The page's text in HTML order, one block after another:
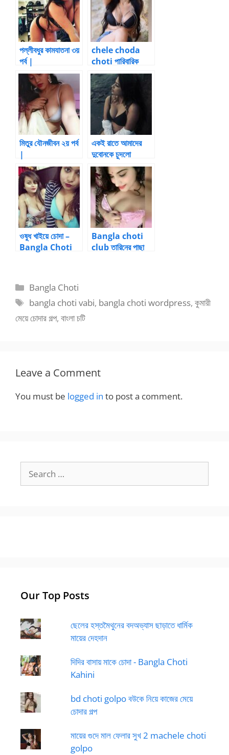
পল্লীবধুর কামযাতনা ৩য়
পর্ব |
BanglaChotika
hini
chele choda
choti পারিবারিক
চোদাচূদি – 4 |
Bangla choti
kahini
মিতুর যৌনজীবন ২য় পর্ব
|
BanglaChotika
hini
একই রাতে আমাদের
দুবোনকে চুদলো
আলতাফ ভাই |
BanglaChotika
hini
ওষুধ খাইয়ে চোদা –
Bangla Choti
Bangla choti
club তারিনের পাছা
Categories
Bangla Choti
Tags
bangla choti vabi, bangla choti wordpress,কুমারী
মেয়ে চোদার গল্প, বাংলা চটি
Leave a Comment
You must be logged in to post a comment.
for:
Our Top Posts
ছেলের হস্তমৈথুনের বদঅভ্যাস ছাড়াতে ধার্মিক
মায়ের দেহদান
দিদির বাসায় মাকে চোদা - Bangla Choti
Kahini
bd choti golpo বউকে নিয়ে কাজের মেয়ে
চোদার গল্প
মায়ের গুদে মাল ফেলার সুখ 2 machele choti
golpo